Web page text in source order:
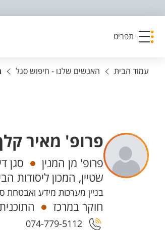
תפריט
עמוד הבית האנשים שלנו - חיפוש סגל
פרופ' מאיר
יחידות
פרופ' מן המנין סגן
שטיין, המכון ליסודות
בניין מערכות מידע ואבטחת סייבר ע"ש
חוקר במרכז
074-779-5112